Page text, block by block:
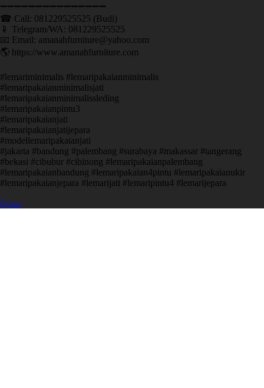
➖➖➖➖➖➖➖➖➖➖➖➖➖➖➖ ㅤ
☎ Call: 081229525525 (Budi)
📱 Telegram/WA: 081229525525
📧 Email: amanahfurniture@yahoo.com
🌎 https://www.amanahfurniture.com
#lemariminimalis #lemaripakaianminimalis
#lemaripakaianminimalisjati
#lemaripakaianminimalissleding
#lemaripakaianpintu3
#lemaripakaianjati
#lemaripakaianjatijepara
#modellemaripakaianjati
#jakarta #bandung #palembang #surabaya #makassar #tangerang
#bekasi #cibubur #cibinong #lemaripakaianpalembang
#lemaripakaianbandung #lemaripakaian4pintu #lemaripakaianukir
#lemaripakaianjepara #lemarijati #lemaripintu4 #lemarijepara
Open